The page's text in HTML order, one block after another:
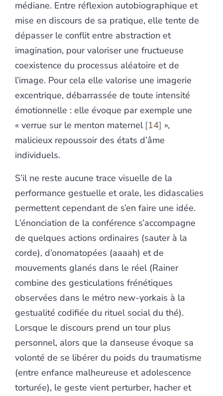
médiane. Entre réflexion autobiographique et
mise en discours de sa pratique, elle tente de
dépasser le conflit entre abstraction et
imagination, pour valoriser une fructueuse
coexistence du processus aléatoire et de
l’image. Pour cela elle valorise une imagerie
excentrique, débarrassée de toute intensité
émotionnelle : elle évoque par exemple une
« verrue sur le menton maternel 14 »,
malicieux repoussoir des états d’âme
individuels.
S’il ne reste aucune trace visuelle de la
performance gestuelle et orale, les didascalies
permettent cependant de s’en faire une idée.
L’énonciation de la conférence s’accompagne
de quelques actions ordinaires (sauter à la
corde), d’onomatopées (aaaah) et de
mouvements glanés dans le réel (Rainer
combine des gesticulations frénétiques
observées dans le métro new-yorkais à la
gestualité codifiée du rituel social du thé).
Lorsque le discours prend un tour plus
personnel, alors que la danseuse évoque sa
volonté de se libérer du poids du traumatisme
(entre enfance malheureuse et adolescence
torturée), le geste vient perturber, hacher et